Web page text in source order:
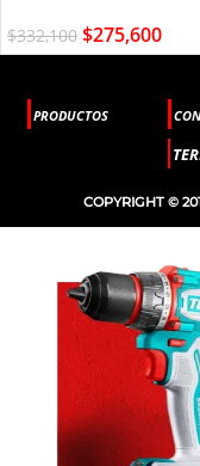
$332,100 $275,600
PRODUCTOS
COPYRIGHT ©